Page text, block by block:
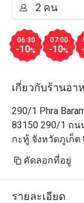
06:30
-10%
07:00
-10%
เกี่ยวกับร้านอา
290/1 Phra
83150 290/1 ถ
กะทู้ จังหวัดภูเก็ต
คัดลอกที่อยู่
รายละเอียด